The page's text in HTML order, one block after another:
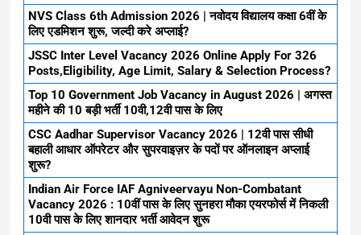
NVS Class 6th Admission 2026 | नवोदय विद्यालय कक्षा 6वीं के
लिए एडमिशन शुरू, जल्दी करे अप्लाई?
JSSC Inter Level Vacancy 2026 Online Apply For 326
Posts,Eligibility, Age Limit, Salary & Selection Process?
Top 10 Government Job Vacancy in August 2026 | अगस्त
महीने की 10 बड़ी भर्ती 10वी,12वी पास के लिए
CSC Aadhar Supervisor Vacancy 2026 | 12वी पास सीधी
बहाली आधार ऑपरेटर और सुपरवाइज़र के पदों पर ऑनलाइन अप्लाई
शुरू?
Indian Air Force IAF Agniveervayu Non-Combatant
Vacancy 2026 : 10वीं पास के लिए सुनहरा मौका एयरफोर्स में निकली
10वी पास के लिए शानदार भर्ती आवेदन शुरू